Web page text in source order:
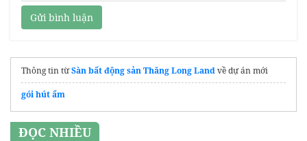
Gửi bình luận
Thông tin từSàn bất động sản Thăng Long Landvề dự án mới
gói hút ẩm
ĐỌC NHIỀU